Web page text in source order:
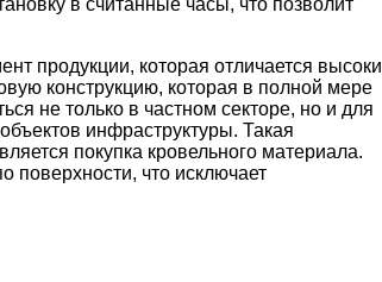
продукции, которая отличается
конструкцию, которая в полной мере
не только в частном секторе, но и для
инфраструктуры. Такая
покупка кровельного материала.
поверхности, что исключает